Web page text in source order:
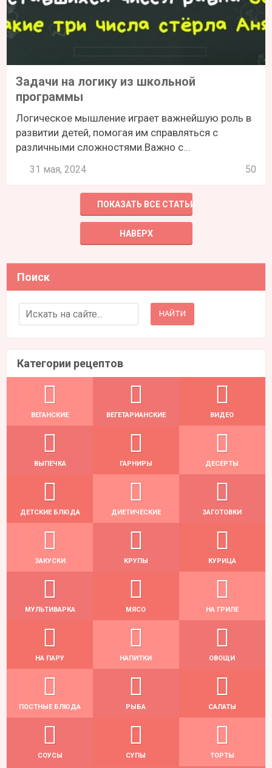
Задачи на логику из школьной
программы
Логическое мышление играет важнейшую роль в
развитии детей, помогая им справляться с
различными сложностями.Важно с...
31 мая, 2024 50
ПОКАЗАТЬ ВСЕ СТАТЬИ
НАВЕРХ
Поиск
Search for:
Категории рецептов
ВЕГАНСКИЕ ВЕГЕТАРИАНСКИЕ ВИДЕО
ВЫПЕЧКА ГАРНИРЫ ДЕСЕРТЫ
ДЕТСКИЕ БЛЮДА ДИЕТИЧЕСКИЕ ЗАГОТОВКИ
ЗАКУСКИ КРУПЫ КУРИЦА
МУЛЬТИВАРКА МЯСО НА ГРИЛЕ
НА ПАРУ НАПИТКИ ОВОЩИ
ПОСТНЫЕ БЛЮДА РЫБА САЛАТЫ
СОУСЫ СУПЫ ТОРТЫ